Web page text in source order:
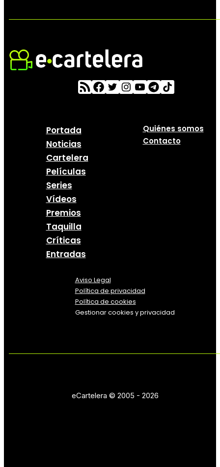
Portada
Noticias
Cartelera
Películas
Series
Vídeos
Premios
Taquilla
Críticas
Entradas
Quiénes somos
Contacto
Aviso Legal
Política de privacidad
Política de cookies
Gestionar cookies y privacidad
eCartelera © 2005 - 2026